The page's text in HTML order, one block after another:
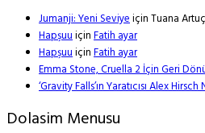
Jumanji: Yeni SeviyeiçinTuana Artuç
HapşuuiçinFatih ayar
HapşuuiçinFatih ayar
Emma Stone, Cruella 2 İçin Geri
‘Gravity Falls’ın Yaratıcısı Alex
Dolasim Menusu